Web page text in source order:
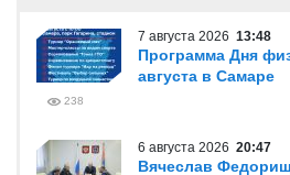
7 августа 2026 13:48
Программа Дня
августа в Самаре
238
6 августа 2026 20:47
Вячеслав